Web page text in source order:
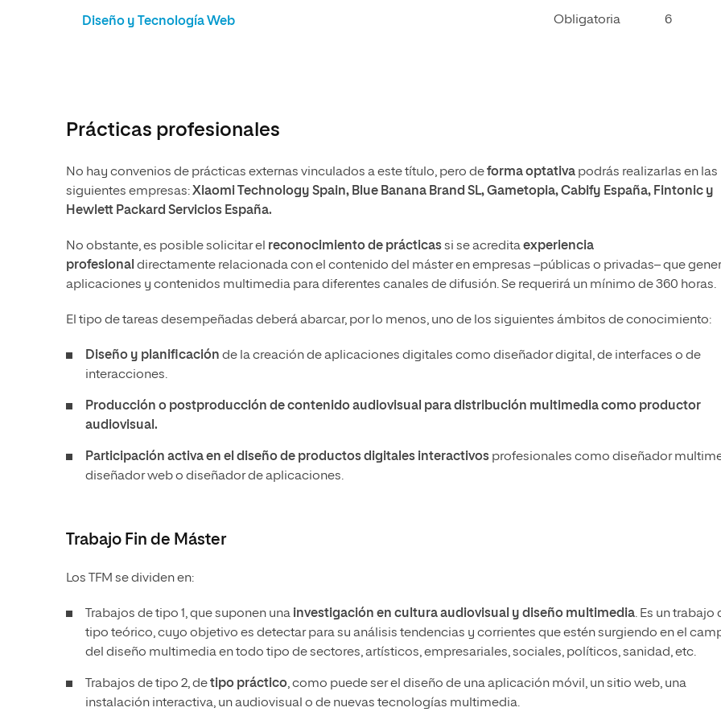
Diseño y Tecnología Web Obligatoria 6
Prácticas profesionales
No hay convenios de prácticas externas vinculados a este título, pero deforma optativa podrás realizarlas en las
siguientes empresas:Xiaomi Technology Spain, Blue Banana Brand SL, Gametopia, Cabify España, Fintonic y
Hewlett Packard Servicios España.
No obstante, es posible solicitar el reconocimiento de prácticassi se acreditaexperiencia
profesional directamente relacionada con el contenido del máster en empresas –públicas o privadas– que
aplicaciones y contenidos multimedia para diferentes canales de difusión. Se requerirá un mínimo de 360 horas.
El tipo de tareas desempeñadas deberá abarcar, por lo menos, uno de los siguientes ámbitos de conocimiento:
Diseño y planificación de la creación de aplicaciones digitales como diseñador digital, de interfaces o de
interacciones.
Producción o postproducción de contenido audiovisual para distribución multimedia como productor
audiovisual.
Participación activa en el diseño de productos digitales interactivos profesionales como diseñador
diseñador web o diseñador de aplicaciones.
Trabajo Fin de Máster
Los TFM se dividen en:
Trabajos de tipo 1, que suponen una investigación en cultura audiovisual y diseño multimedia. Es un trabajo
tipo teórico, cuyo objetivo es detectar para su análisis tendencias y corrientes que estén surgiendo en el
del diseño multimedia en todo tipo de sectores, artísticos, empresariales, sociales, políticos, sanidad, etc.
Trabajos de tipo 2, detipo práctico, como puede ser el diseño de una aplicación móvil, un sitio web, una
instalación interactiva, un audiovisual o de nuevas tecnologías multimedia.